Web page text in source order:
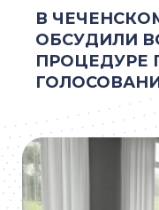
В
ОБСУДИЛИ
ПРОЦЕДУРЕ